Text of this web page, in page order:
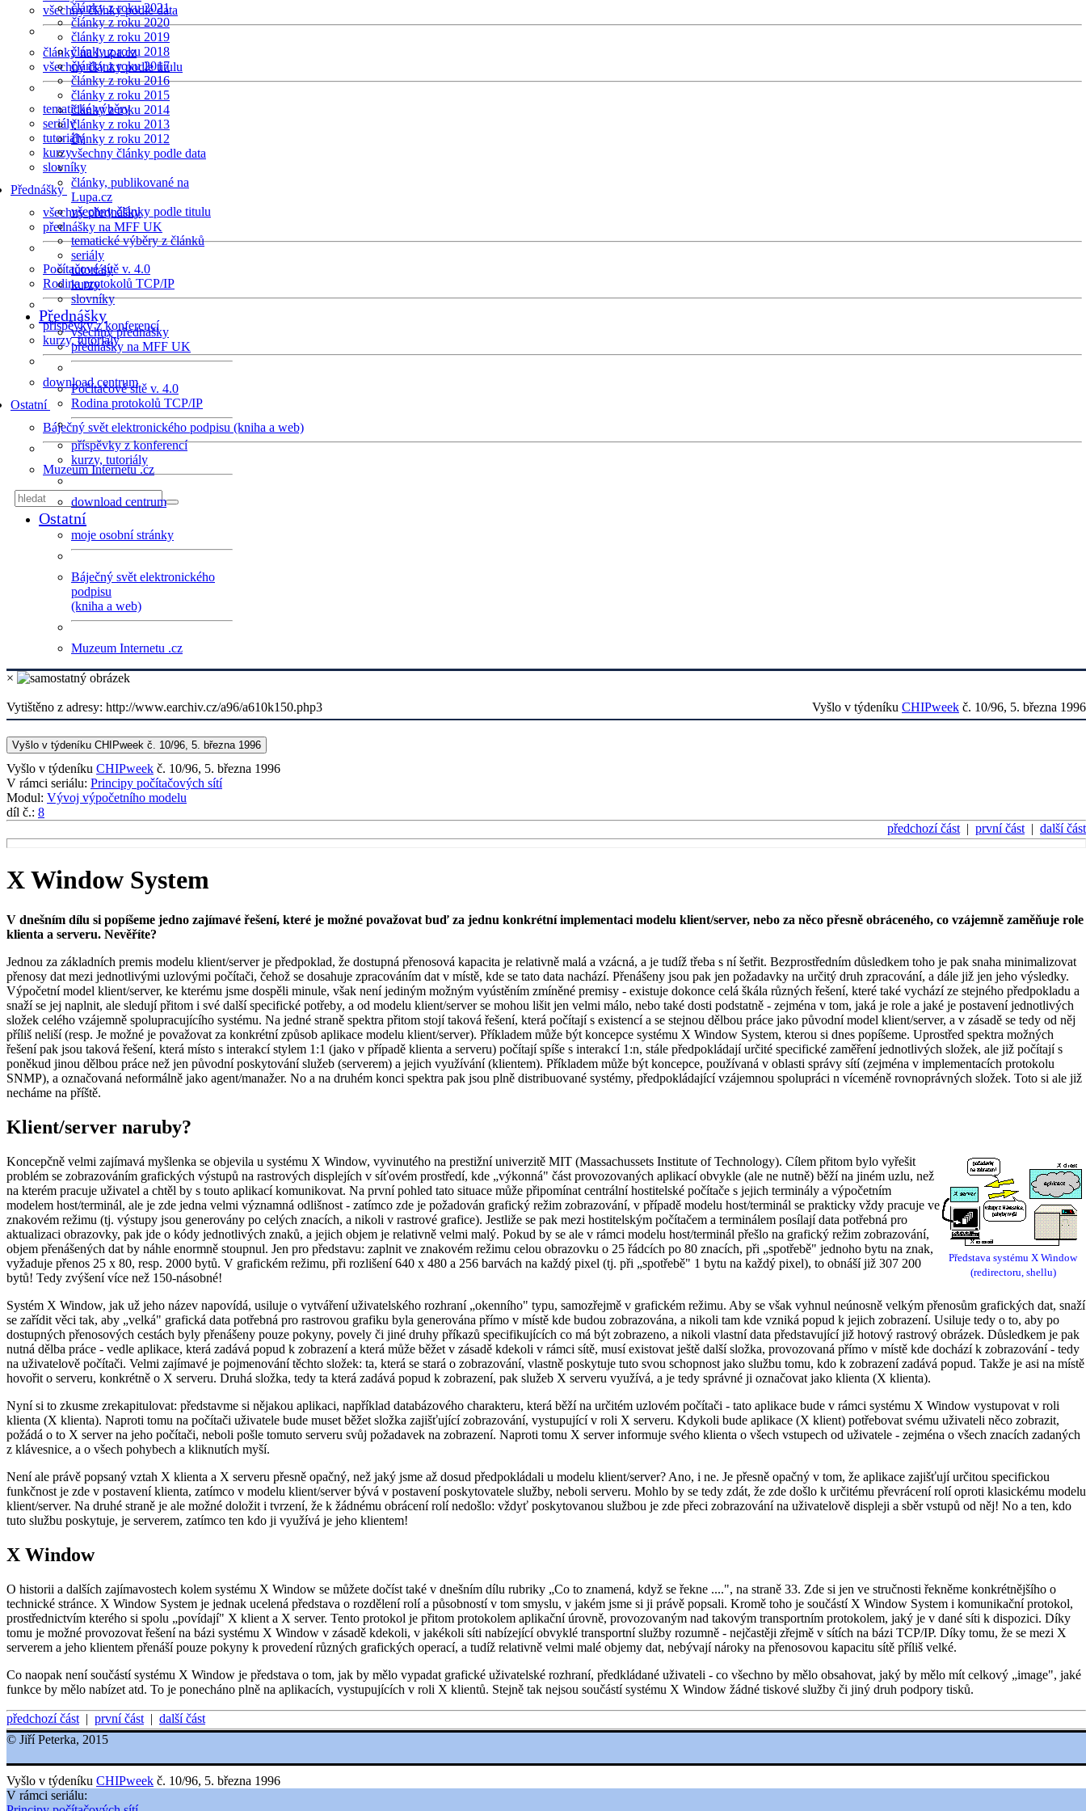
všechny články podle data
články na Lupa.cz
všechny články podle titulu
tematické výběry
seriály
tutoriály
kurzy
slovníky
Přednášky
všechny přednášky
přednášky na MFF UK
Počítačové sítě v. 4.0
Rodina protokolů TCP/IP
příspěvky z konferencí
kurzy, tutoriály
download centrum
Ostatní
Báječný svět elektronického podpisu (kniha a web)
Muzeum Internetu .cz
články z roku 2021
články z roku 2020
články z roku 2019
články z roku 2018
články z roku 2017
články z roku 2016
články z roku 2015
články z roku 2014
články z roku 2013
články z roku 2012
všechny články podle data
články, publikované na
Lupa.cz
všechny články podle titulu
tematické výběry z článků
seriály
tutoriály
kurzy
slovníky
Přednášky
všechny přednášky
přednášky na MFF UK
Počítačové sítě v. 4.0
Rodina protokolů TCP/IP
příspěvky z konferencí
kurzy, tutoriály
download centrum
Ostatní
moje osobní stránky
Báječný svět elektronického
podpisu
(kniha a web)
Muzeum Internetu .cz
×
Vyšlo v týdeníku CHIPweek č. 10/96, 5. března 1996
Vytištěno z adresy: http://www.earchiv.cz/a96/a610k150.php3
Vyšlo v týdeníku CHIPweek č. 10/96, 5. března 1996
Vyšlo v týdeníku CHIPweek č. 10/96, 5. března 1996
V rámci seriálu: Principy počítačových sítí
Modul: Vývoj výpočetního modelu
díl č.: 8
předchozí část | první část | další část
X Window System
V dnešním dílu si popíšeme jedno zajímavé řešení, které je možné považovat buď za jednu konkrétní implementaci modelu klient/server, nebo za něco přesně obráceného, co vzájemně zaměňuje role
klienta a serveru. Nevěříte?
Jednou za základních premis modelu klient/server je předpoklad, že dostupná přenosová kapacita je relativně malá a vzácná, a je tudíž třeba s ní šetřit. Bezprostředním důsledkem toho je pak snaha minimalizovat
přenosy dat mezi jednotlivými uzlovými počítači, čehož se dosahuje zpracováním dat v místě, kde se tato data nachází. Přenášeny jsou pak jen požadavky na určitý druh zpracování, a dále již jen jeho výsledky.
Výpočetní model klient/server, ke kterému jsme dospěli minule, však není jediným možným vyústěním zmíněné premisy - existuje dokonce celá škála různých řešení, které také vychází ze stejného předpokladu a
snaží se jej naplnit, ale sledují přitom i své další specifické potřeby, a od modelu klient/server se mohou lišit jen velmi málo, nebo také dosti podstatně - zejména v tom, jaká je role a jaké je postavení jednotlivých
složek celého vzájemně spolupracujícího systému. Na jedné straně spektra přitom stojí taková řešení, která počítají s existencí a se stejnou dělbou práce jako původní model klient/server, a v zásadě se tedy od něj
příliš neliší (resp. Je možné je považovat za konkrétní způsob aplikace modelu klient/server). Příkladem může být koncepce systému X Window System, kterou si dnes popíšeme. Uprostřed spektra možných
řešení pak jsou taková řešení, která místo s interakcí stylem 1:1 (jako v případě klienta a serveru) počítají spíše s interakcí 1:n, stále předpokládají určité specifické zaměření jednotlivých složek, ale již počítají s
poněkud jinou dělbou práce než jen původní poskytování služeb (serverem) a jejich využívání (klientem). Příkladem může být koncepce, používaná v oblasti správy sítí (zejména v implementacích protokolu
SNMP), a označovaná neformálně jako agent/manažer. No a na druhém konci spektra pak jsou plně distribuované systémy, předpokládající vzájemnou spolupráci n víceméně rovnoprávných složek. Toto si ale již
necháme na příště.
Klient/server naruby?
Představa systému X Window
(redirectoru, shellu)
Koncepčně velmi zajímavá myšlenka se objevila u systému X Window, vyvinutého na prestižní univerzitě MIT (Massachussets Institute of Technology). Cílem přitom bylo vyřešit
problém se zobrazováním grafických výstupů na rastrových displejích v síťovém prostředí, kde „výkonná" část provozovaných aplikací obvykle (ale ne nutně) běží na jiném uzlu, než
na kterém pracuje uživatel a chtěl by s touto aplikací komunikovat. Na první pohled tato situace může připomínat centrální hostitelské počítače s jejich terminály a výpočetním
modelem host/terminál, ale je zde jedna velmi významná odlišnost - zatímco zde je požadován grafický režim zobrazování, v případě modelu host/terminál se prakticky vždy pracuje ve
znakovém režimu (tj. výstupy jsou generovány po celých znacích, a nikoli v rastrové grafice). Jestliže se pak mezi hostitelským počítačem a terminálem posílají data potřebná pro
aktualizaci obrazovky, pak jde o kódy jednotlivých znaků, a jejich objem je relativně velmi malý. Pokud by se ale v rámci modelu host/terminál přešlo na grafický režim zobrazování,
objem přenášených dat by náhle enormně stoupnul. Jen pro představu: zaplnit ve znakovém režimu celou obrazovku o 25 řádcích po 80 znacích, při „spotřebě" jednoho bytu na znak,
vyžaduje přenos 25 x 80, resp. 2000 bytů. V grafickém režimu, při rozlišení 640 x 480 a 256 barvách na každý pixel (tj. při „spotřebě" 1 bytu na každý pixel), to obnáší již 307 200
bytů! Tedy zvýšení více než 150-násobné!
Systém X Window, jak už jeho název napovídá, usiluje o vytváření uživatelského rozhraní „okenního" typu, samozřejmě v grafickém režimu. Aby se však vyhnul neúnosně velkým přenosům grafických dat, snaží
se zařídit věci tak, aby „velká" grafická data potřebná pro rastrovou grafiku byla generována přímo v místě kde budou zobrazována, a nikoli tam kde vzniká popud k jejich zobrazení. Usiluje tedy o to, aby po
dostupných přenosových cestách byly přenášeny pouze pokyny, povely či jiné druhy příkazů specifikujících co má být zobrazeno, a nikoli vlastní data představující již hotový rastrový obrázek. Důsledkem je pak
nutná dělba práce - vedle aplikace, která zadává popud k zobrazení a která může běžet v zásadě kdekoli v rámci sítě, musí existovat ještě další složka, provozovaná přímo v místě kde dochází k zobrazování - tedy
na uživatelově počítači. Velmi zajímavé je pojmenování těchto složek: ta, která se stará o zobrazování, vlastně poskytuje tuto svou schopnost jako službu tomu, kdo k zobrazení zadává popud. Takže je asi na místě
hovořit o serveru, konkrétně o X serveru. Druhá složka, tedy ta která zadává popud k zobrazení, pak služeb X serveru využívá, a je tedy správné ji označovat jako klienta (X klienta).
Nyní si to zkusme zrekapitulovat: představme si nějakou aplikaci, například databázového charakteru, která běží na určitém uzlovém počítači - tato aplikace bude v rámci systému X Window vystupovat v roli
klienta (X klienta). Naproti tomu na počítači uživatele bude muset běžet složka zajišťující zobrazování, vystupující v roli X serveru. Kdykoli bude aplikace (X klient) potřebovat svému uživateli něco zobrazit,
požádá o to X server na jeho počítači, neboli pošle tomuto serveru svůj požadavek na zobrazení. Naproti tomu X server informuje svého klienta o všech vstupech od uživatele - zejména o všech znacích zadaných
z klávesnice, a o všech pohybech a kliknutích myší.
Není ale právě popsaný vztah X klienta a X serveru přesně opačný, než jaký jsme až dosud předpokládali u modelu klient/server? Ano, i ne. Je přesně opačný v tom, že aplikace zajišťují určitou specifickou
funkčnost je zde v postavení klienta, zatímco v modelu klient/server bývá v postavení poskytovatele služby, neboli serveru. Mohlo by se tedy zdát, že zde došlo k určitému převrácení rolí oproti klasickému modelu
klient/server. Na druhé straně je ale možné doložit i tvrzení, že k žádnému obrácení rolí nedošlo: vždyť poskytovanou službou je zde přeci zobrazování na uživatelově displeji a sběr vstupů od něj! No a ten, kdo
tuto službu poskytuje, je serverem, zatímco ten kdo ji využívá je jeho klientem!
X Window
O historii a dalších zajímavostech kolem systému X Window se můžete dočíst také v dnešním dílu rubriky „Co to znamená, když se řekne ....", na straně 33. Zde si jen ve stručnosti řekněme konkrétnějšího o
technické stránce. X Window System je jednak ucelená představa o rozdělení rolí a působností v tom smyslu, v jakém jsme si ji právě popsali. Kromě toho je součástí X Window System i komunikační protokol,
prostřednictvím kterého si spolu „povídají" X klient a X server. Tento protokol je přitom protokolem aplikační úrovně, provozovaným nad takovým transportním protokolem, jaký je v dané síti k dispozici. Díky
tomu je možné provozovat řešení na bázi systému X Window v zásadě kdekoli, v jakékoli síti nabízející obvyklé transportní služby rozumně - nejčastěji zřejmě v sítích na bázi TCP/IP. Díky tomu, že se mezi X
serverem a jeho klientem přenáší pouze pokyny k provedení různých grafických operací, a tudíž relativně velmi malé objemy dat, nebývají nároky na přenosovou kapacitu sítě příliš velké.
Co naopak není součástí systému X Window je představa o tom, jak by mělo vypadat grafické uživatelské rozhraní, předkládané uživateli - co všechno by mělo obsahovat, jaký by mělo mít celkový „image", jaké
funkce by mělo nabízet atd. To je ponecháno plně na aplikacích, vystupujících v roli X klientů. Stejně tak nejsou součástí systému X Window žádné tiskové služby či jiný druh podpory tisků.
předchozí část | první část | další část
© Jiří Peterka, 2015
Vyšlo v týdeníku CHIPweek č. 10/96, 5. března 1996
V rámci seriálu: